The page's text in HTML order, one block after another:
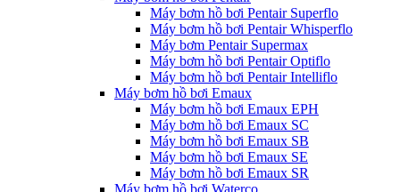
Máy bơm hồ bơi Pentair Superflo
Máy bơm hồ bơi Pentair Whisperflo
Máy bơm Pentair Supermax
Máy bơm hồ bơi Pentair Optiflo
Máy bơm hồ bơi Pentair Intelliflo
Máy bơm hồ bơi Emaux
Máy bơm hồ bơi Emaux EPH
Máy bơm hồ bơi Emaux SC
Máy bơm hồ bơi Emaux SB
Máy bơm hồ bơi Emaux SE
Máy bơm hồ bơi Emaux SR
Máy bơm hồ bơi Waterco